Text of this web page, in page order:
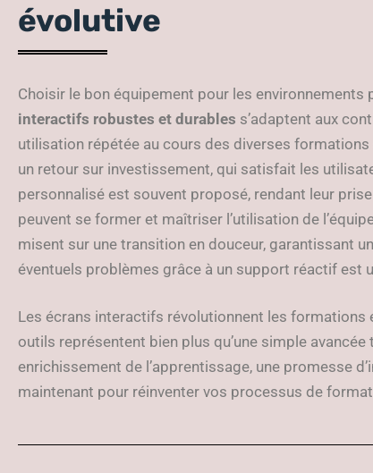
évolutive
Choisir le bon équipement pour les
interactifs robustes et durables s’adaptent aux
utilisation répétée au cours des diverses
un retour sur investissement, qui satisfait les
personnalisé est souvent proposé, rendant leur
peuvent se former et maîtriser l’utilisation de
misent sur une transition en douceur, garantissant
éventuels problèmes grâce à un support réactif est
Les écrans interactifs révolutionnent les
outils représentent bien plus qu’une simple
enrichissement de l’apprentissage, une promesse
maintenant pour réinventer vos processus de